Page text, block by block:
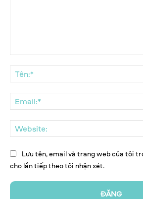
luận:
Lưu tên, email và trang web của tôi
cho lần tiếp theo tôi nhận xét.